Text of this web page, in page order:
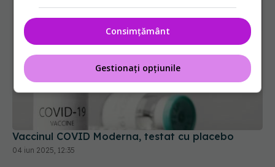
Vaccinul COVID Moderna, testat cu placebo
Consimțământ
Gestionați opțiunile